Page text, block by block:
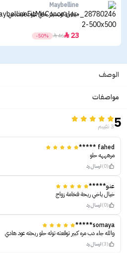
Maybelline
ميبلين كونسيلر خافي عيوب فيت مي
23

46

-50%
الوصف
مواصفات
53 تقييم
fahed *****
مرهههه حلو
(0) ارسال رد
عنو*****
خيال ياخي ريحة فخامة زواج
(0) ارسال رد
somaya*****
والله جاء دب مره كبير توقعته توله حلو ريحته عود هادي
(3) ارسال رد